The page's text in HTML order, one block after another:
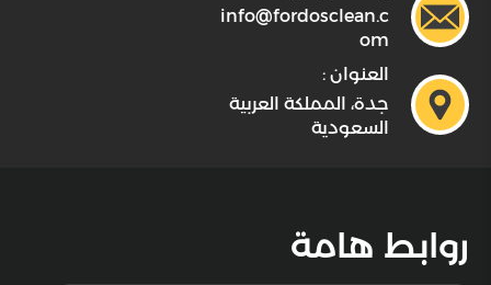
info@fordosclean.c
om
العنوان :
جدة، المملكة العربية
السعودية
روابط هامة